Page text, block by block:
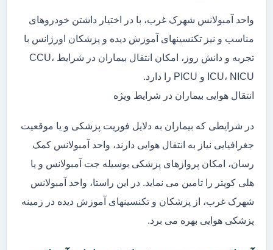
واحد آمبولانس شهرک غرب، با در اختیار داشتن خودروهای
مناسب و نیز تکنسینهای آموزش دیده و پزشکان اورژانس با
تجربه و دانش روز، امکان انتقال بیماران در شرایط CCU،
ICU، NICU و PICU را دارد.
انتقال هوایی بیماران در شرایط ویژه
در شرایطی که بیماران به دلایل فوریت پزشکی و یا موقعیت
جغرافیایی نیاز به انتقال هوایی دارند، واحد آمبولانس کمک
رسان، امکان پروازهای پزشکی بوسیله جت آمبولانس و یا
هلی کوپتر را تامین می نماید. در این راستا، واحد آمبولانس
شهرک غرب، از پزشکان و تکنسینهای آموزش دیده در زمینه
پزشکی هوایی بهره می برد.